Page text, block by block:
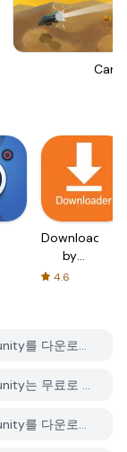
Downloader
by
AFTVnews
4.6
PGYER APK HUB에서 TestingStage Community를 다운로드하는 방법은 무엇인가요?
PGYER APK HUB에서 TestingStage Community는 무료로 다운로드할 수 있나요?
PGYER APK HUB에서 TestingStage Community를 다운로드하려면 계정이 필요한가요?